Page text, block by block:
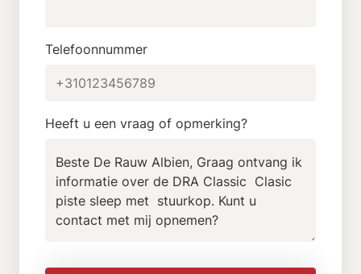
Telefoonnummer
Heeft u een vraag of opmerking?